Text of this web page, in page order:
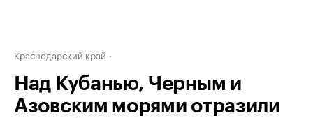
Краснодарский край
Над Кубанью, Черным и
Азовским морями отразили